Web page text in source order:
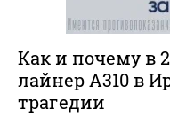
Как и почему в
лайнер A310 в
трагедии